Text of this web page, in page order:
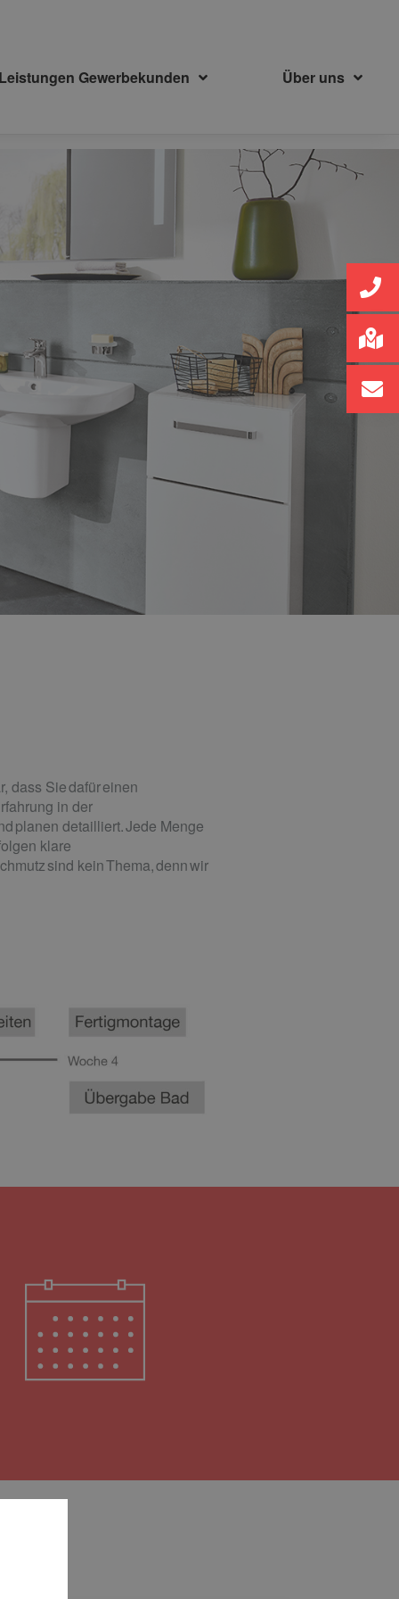
Leistungen Gewerbekunden Über uns
dass Sie dafür einen
in der
planen detailliert. Jede Menge
klare
sind kein Thema, denn wir